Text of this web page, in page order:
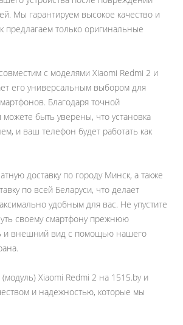
Мы гарантируем высокое качество и
предлагаем только оригинальные
с моделями Xiaomi Redmi 2 и
его универсальным выбором для
Благодаря точной
быть уверены, что установка
и ваш телефон будет работать как
доставку по городу Минск, а также
по всей Беларуси, что делает
удобным для вас. Не упустите
своему смартфону прежнюю
и внешний вид с помощью нашего
(модуль) Xiaomi Redmi 2 на 1515.by и
и надежностью, которые мы